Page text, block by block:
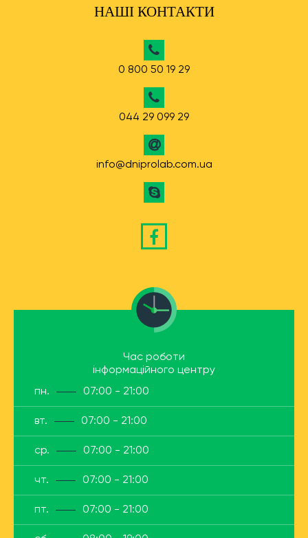
НАШІ КОНТАКТИ
0 800 50 19 29
044 29 099 29
info@dniprolab.com.ua
Час роботи
інформаційного центру
пн.
07:00 - 21:00
вт. 07:00 - 21:00
ср. 07:00 - 21:00
чт. 07:00 - 21:00
пт. 07:00 - 21:00